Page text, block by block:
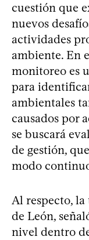
cuestión que
nuevos
actividades
ambiente. En
monitoreo es
para
ambientales
causados por
se buscará
de gestión,
modo
Al respecto,
de León,
nivel dentro